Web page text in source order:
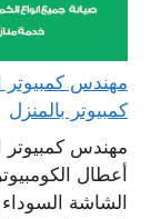
كمبيوتر بالمنزل
مهندس كمبيوتر
أعطال
الشاشة